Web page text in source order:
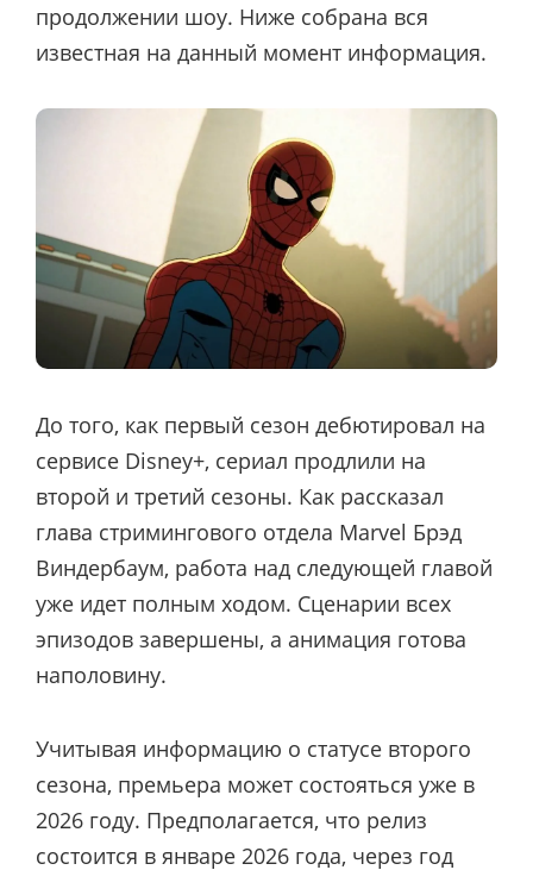
продолжении шоу. Ниже собрана вся
известная на данный момент информация.
До того, как первый сезон дебютировал на
сервисе Disney+, сериал продлили на
второй и третий сезоны. Как рассказал
глава стримингового отдела Marvel Брэд
Виндербаум, работа над следующей главой
уже идет полным ходом. Сценарии всех
эпизодов завершены, а анимация готова
наполовину.
Учитывая информацию о статусе второго
сезона, премьера может состояться уже в
2026 году. Предполагается, что релиз
состоится в январе 2026 года, через год